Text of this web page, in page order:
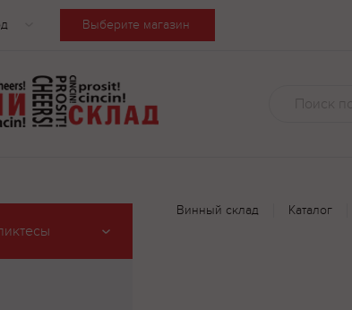
Выберите магазин
Винный склад Каталог